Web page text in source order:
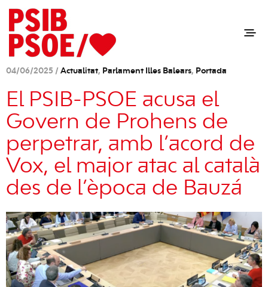
04/06/2025 / Actualitat, Parlament Illes Balears, Portada
El PSIB-PSOE acusa el
Govern de Prohens de
perpetrar, amb l’acord de
Vox, el major atac al català
des de l’època de Bauzá